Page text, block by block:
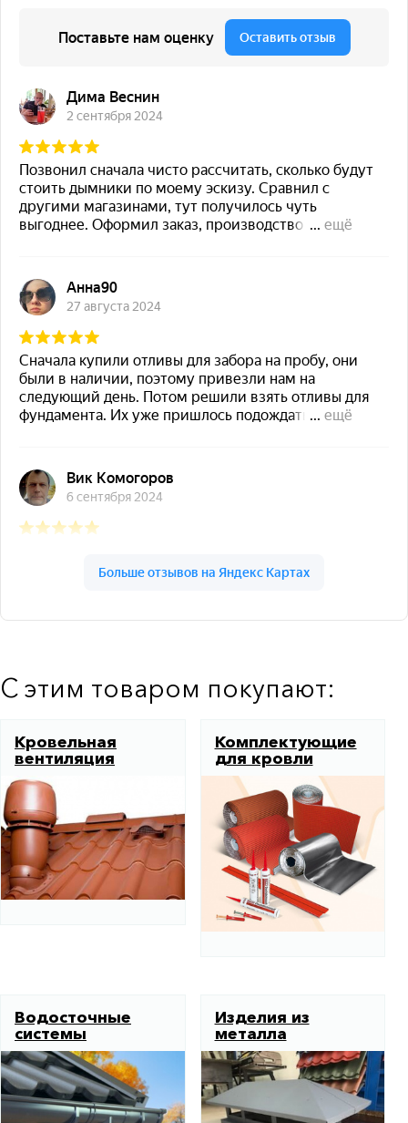
С этим товаром покупают:
Кровельная
вентиляция
Комплектующие
для кровли
Водосточные
системы
Изделия из
металла